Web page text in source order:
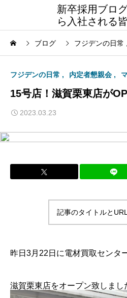
新卒採用ブロ
ら入社される皆
ブログ フジデンの日常
フジデンの日常 内定者懇親会
15号店！滋賀栗東店が
2023.03.23
記事のタイトルと
昨日3月22日に電材買取センタ
滋賀栗東店をオープン致しまし